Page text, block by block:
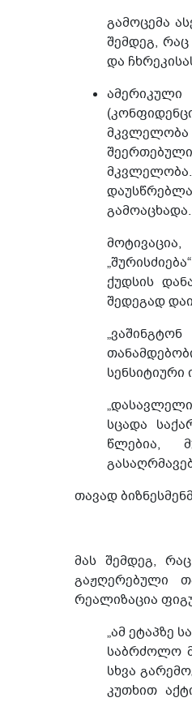
გამოცემა
შემდეგ,
და
მკვლელობა
გამოაცხადა.
ქუდსის
შედეგად
სენსიტიური
სცადა
წლებია,
თავად
მას შემდეგ,
გაჟღერებული
რეალიზაცია
„ამ ეტაპზე
საბრძოლო
სხვა
კუთხით